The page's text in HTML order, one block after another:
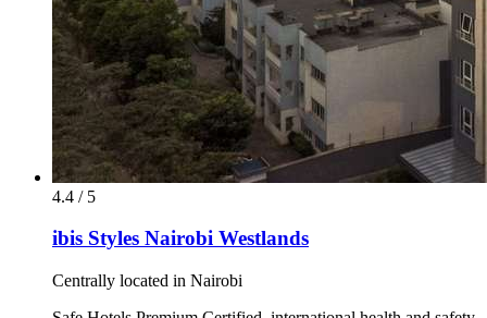
4.4 / 5
ibis Styles Nairobi Westlands
Centrally located in Nairobi